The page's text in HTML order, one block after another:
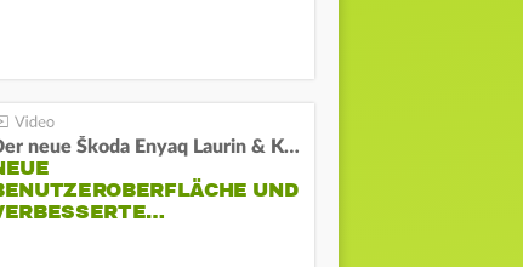
Der neue Škoda Enyaq Laurin & Klement
UND